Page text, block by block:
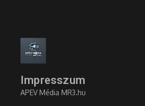
Impresszum
APEV Média MR3.hu